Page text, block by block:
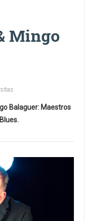
Mingo
Balaguer: Maestros